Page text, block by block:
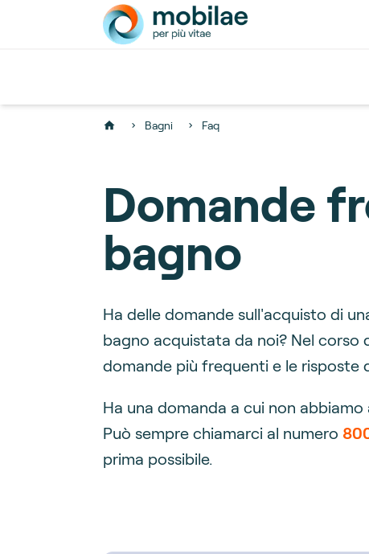
Home Bagni Faq
Domande
bagno
Ha delle domande sull'acquisto di
bagno acquistata da noi? Nel
domande più frequenti e le risposte
Ha una domanda a cui non
Può sempre chiamarci al numero
prima possibile.